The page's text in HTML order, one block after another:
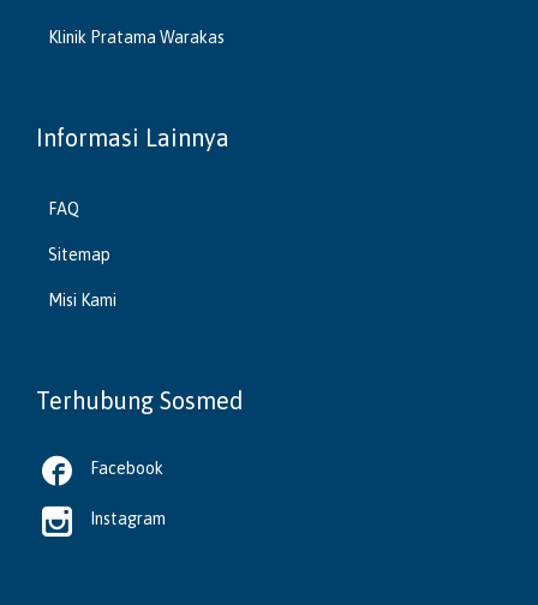
Klinik Pratama Warakas
Informasi Lainnya
FAQ
Sitemap
Misi Kami
Terhubung Sosmed
 Facebook
 Instagram